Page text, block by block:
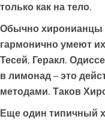
только как на тело.
Обычно хиронианцы
гармонично умеют
Тесей, Геракл.
в лимонад – это
методами. Таков
Еще один типичный